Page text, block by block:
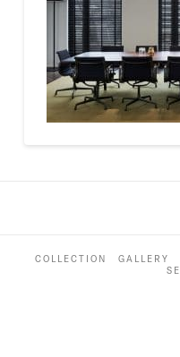
COLLECTION GALLERY
SE